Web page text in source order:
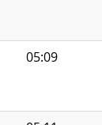
05:09